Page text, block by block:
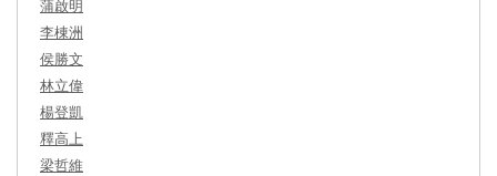
蒲啟明
李棟洲
侯勝文
林立偉
楊登凱
釋高上
梁哲維